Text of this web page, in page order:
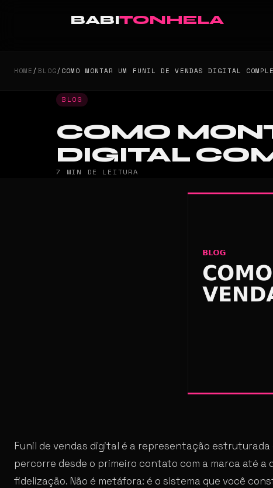
BABITONHELA
HOME/BLOG/COMO MONTAR UM FUNIL DE VENDAS DIGITAL
BLOG
COMO
DIGITAL
7 MIN DE LEITURA
Funil de vendas digital é a representação
percorre desde o primeiro contato com a marca até a
fidelização. Não é metáfora: é o sistema que você